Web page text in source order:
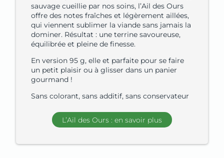
sauvage cueillie par nos soins, l’Ail des Ours
offre des notes fraîches et légèrement aillées,
qui viennent sublimer la viande sans jamais la
dominer. Résultat : une terrine savoureuse,
équilibrée et pleine de finesse.
En version 95 g, elle et parfaite pour se faire
un petit plaisir ou à glisser dans un panier
gourmand !
Sans colorant, sans additif, sans conservateur
L’Ail des Ours : en savoir plus